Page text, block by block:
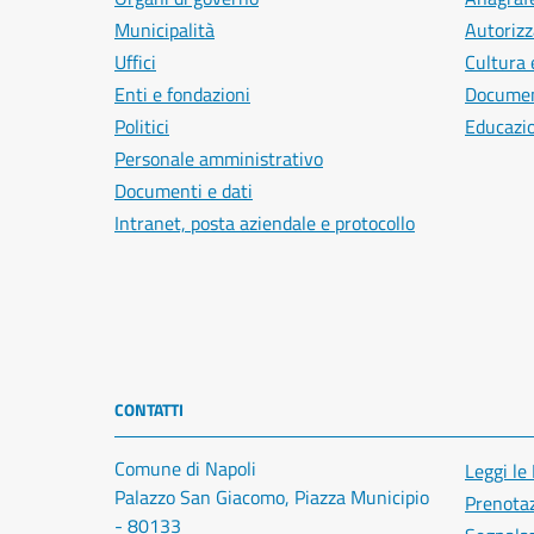
Municipalità
Uffici
Enti e fondazioni
Politici
Personale amministrativo
Documenti e dati
Intranet, posta aziendale e protocollo
Cultura
CONTATTI
Comune di Napoli
Palazzo San Giacomo, Piazza Municipio
- 80133
Leggi le